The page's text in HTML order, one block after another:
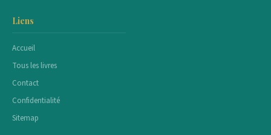
Liens
Accueil
Tous les livres
Contact
Confidentialité
Sitemap